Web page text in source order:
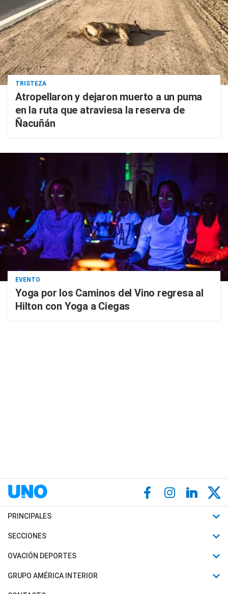
TRISTEZA
Atropellaron y dejaron muerto a un puma
en la ruta que atraviesa la reserva de
Ñacuñán
EVENTO
Yoga por los Caminos del Vino regresa al
Hilton con Yoga a Ciegas
PRINCIPALES
Últimas Noticias
Política
SECCIONES
Horóscopo
Motores
OVACIÓN DEPORTES
Fútbol
Mundial
GRUPO AMÉRICA INTERIOR